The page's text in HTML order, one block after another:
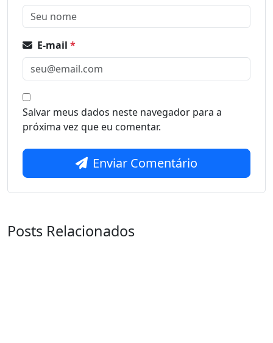
E-mail *
Salvar meus dados neste navegador para a
próxima vez que eu comentar.
Enviar Comentário
Posts Relacionados